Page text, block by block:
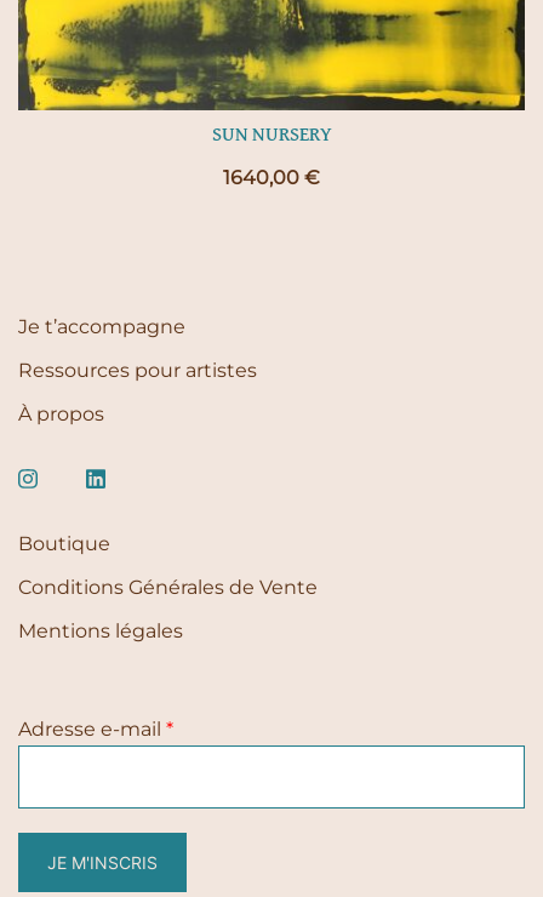
SUN NURSERY
1640,00 €
Je t’accompagne
Ressources pour artistes
À propos
Boutique
Conditions Générales de Vente
Mentions légales
Adresse e-mail *
JE M'INSCRIS